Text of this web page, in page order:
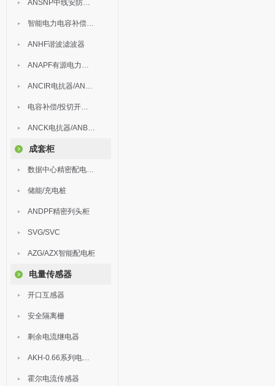
ANSNP中线安防保护器
智能电力电容补偿装置
ANHF谐波滤波器
ANAPF有源电力滤波器
ANCIR电抗器/ANHPD300谐波保护器
电容补偿/投切开关/ARC
ANCK电抗器/ANBSMJ自愈式低压并联电容器
成套柜
数据中心精密配电监控装置
储能/充电桩
ANDPF精密列头柜
SVG/SVC
AZG/AZX智能配电柜
电量传感器
开口互感器
安全隔离栅
剩余电流继电器
AKH-0.66系列电流互感器
霍尔电流传感器